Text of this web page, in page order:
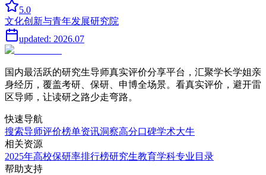
5.0
文化创新与青年发展研究院
updated: 2026.07
国内最活跃的研究生导师真实评价分享平台，汇聚学长学姐亲
身经历，覆盖考研、保研、申博全场景。看真实评价，避开雷
区导师，让读研之路少走弯路。
快速导航
搜索导师评价榜单资讯洞察高分口碑学术大牛
相关资源
2025年高校保研率排行榜研究生教育学科专业目录
帮助支持